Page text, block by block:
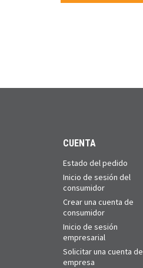
CUENTA
Estado del pedido
Inicio de sesión del
consumidor
Crear una cuenta de
consumidor
Inicio de sesión
empresarial
Solicitar una cuenta de
empresa